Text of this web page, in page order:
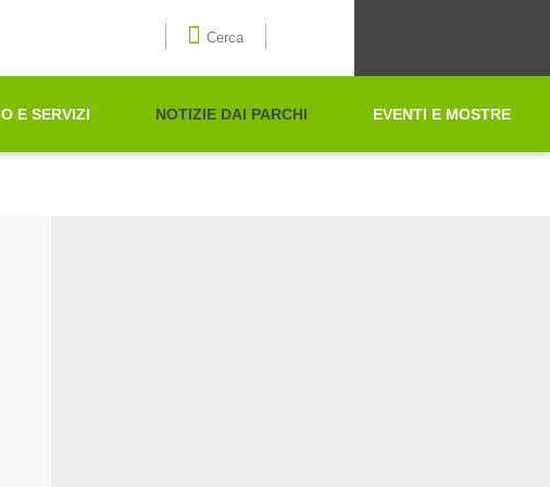
Cerca
E SERVIZI NOTIZIE DAI PARCHI EVENTI E MOSTRE